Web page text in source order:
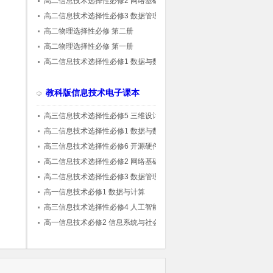
高二信息技术选择性必修3 数据管理与分析
高二物理选择性必修 第二册
高二物理选择性必修 第一册
高二信息技术选择性必修1 数据与数据结构
教科版信息技术电子课本
高三信息技术选择性必修5 三维设计与创意
高二信息技术选择性必修1 数据与数据结构
高三信息技术选择性必修6 开源硬件项目设
计
高二信息技术选择性必修2 网络基础
高二信息技术选择性必修3 数据管理与分析
高一信息技术必修1 数据与计算
高三信息技术选择性必修4 人工智能初步
高一信息技术必修2 信息系统与社会